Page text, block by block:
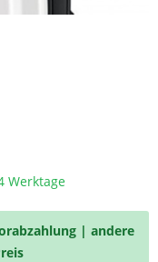
Werktage
| andere